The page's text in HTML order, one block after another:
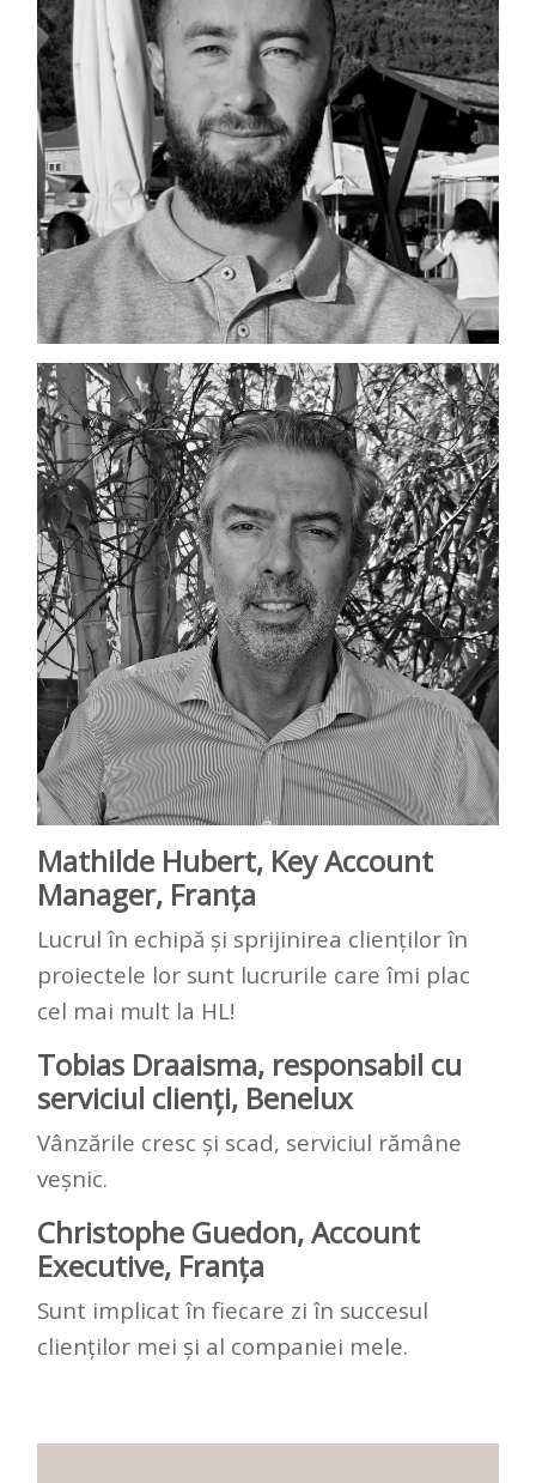
Mathilde Hubert, Key Account
Manager, Franța
Lucrul în echipă și sprijinirea clienților în
proiectele lor sunt lucrurile care îmi plac
cel mai mult la HL!
Tobias Draaisma, responsabil cu
serviciul clienți, Benelux
Vânzările cresc și scad, serviciul rămâne
veșnic.
Christophe Guedon, Account
Executive, Franța
Sunt implicat în fiecare zi în succesul
clienților mei și al companiei mele.